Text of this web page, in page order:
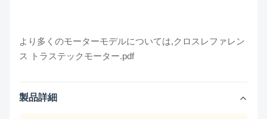
より多くのモーターモデルについては,クロスレファレン
ス トラステックモーター.pdf
製品詳細